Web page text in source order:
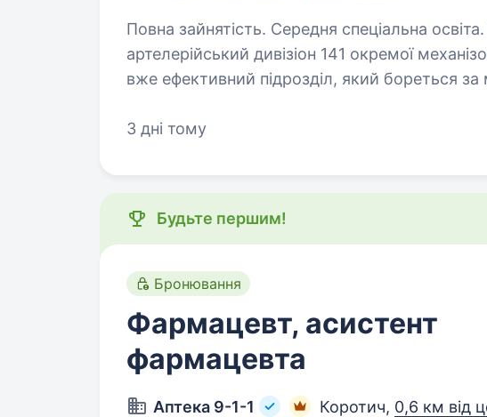
Повна зайнятість. Середня спеціальна освіта. Привіт! Ми — самохідний
артелерійський дивізіон 141 окремої
вже ефективний підрозділ, який бореться
3 дні тому
Будьте першим!
Бронювання
Фармацевт, асистент
фармацевта
Аптека 9-1-1 Коротич, 0,6 км від